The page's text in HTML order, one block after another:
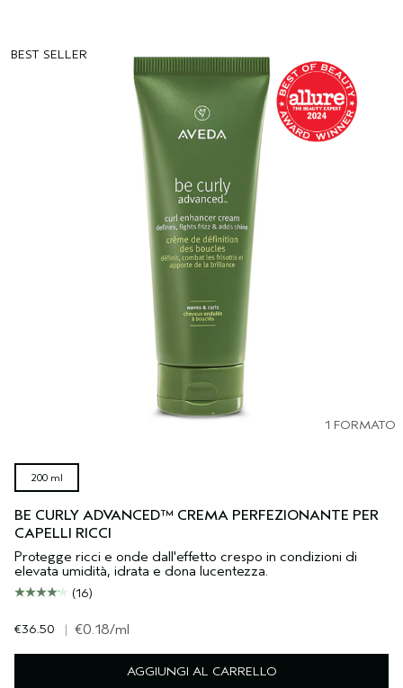
BEST SELLER
1 FORMATO
200 ml
BE CURLY ADVANCED™ CREMA PERFEZIONANTE PER
CAPELLI RICCI
Protegge ricci e onde dall'effetto crespo in condizioni di
elevata umidità, idrata e dona lucentezza.
(16)
€36.50 | €0.18/ml
AGGIUNGI AL CARRELLO